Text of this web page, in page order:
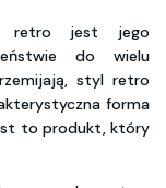
retro jest jego
do wielu
styl retro
forma
to produkt, który